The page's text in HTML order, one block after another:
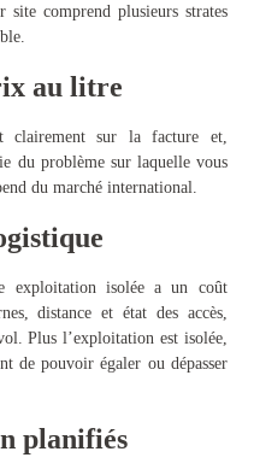
site comprend plusieurs strates
au litre
clairement sur la facture et,
du problème sur laquelle vous
du marché international.
exploitation isolée a un coût
distance et état des accès,
Plus l’exploitation est isolée,
de pouvoir égaler ou dépasser
planifiés